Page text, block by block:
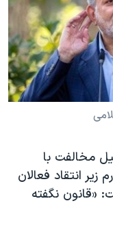
مخالفت با
انتقاد فعالان
«قانون نگفته